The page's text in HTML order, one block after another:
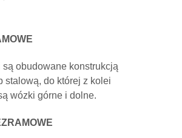
są obudowane konstrukcją
stalową, do której z kolei
wózki górne i dolne.